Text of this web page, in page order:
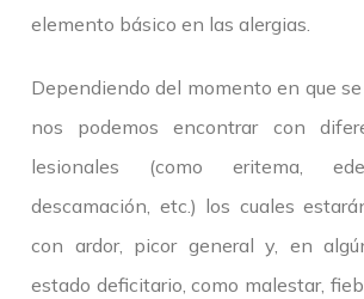
elemento básico en las alergias.
Dependiendo del momento en que
nos podemos encontrar con
lesionales (como eritema,
descamación, etc.) los cuales
con ardor, picor general y, en
estado deficitario, como malestar,